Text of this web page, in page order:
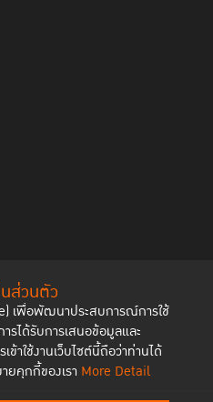
ส่วนตัว
เพื่อพัฒนาประสบการณ์การใช้
รได้รับการเสนอข้อมูลและ
ข้าใช้งานเว็บไซต์นี้ถือว่าท่านได้
ยคุกกี้ของเรา More Detail